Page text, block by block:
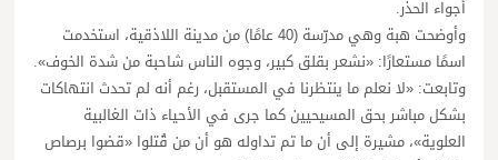
أجواء الحذر.
وأوضحت هبة وهي مدرّسة (40 عامًا) من مدينة اللاذقية، استخدمت
اسمًا مستعارًا: «نشعر بقلق كبير، وجوه الناس شاحبة من شدة الخوف».
وتابعت: «لا نعلم ما ينتظرنا في المستقبل، رغم أنه لم تحدث انتهاكات
بشكل مباشر بحق المسيحيين كما جرى في الأحياء ذات الغالبية
العلوية»، مشيرة إلى أن ما تم تداوله هو أن من قُتلوا «قضوا برصاص